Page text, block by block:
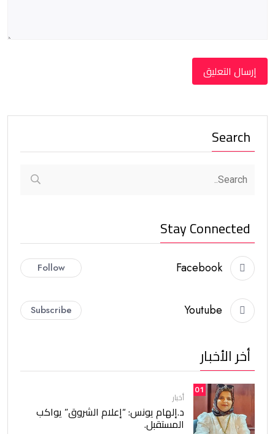
Search
Stay Connected
Facebook
Follow
Youtube
Subscribe
أخر الأخبار
01
أخبار
د.إلهام يونس: “إعلام الشروق” يواكب
المستقبل.